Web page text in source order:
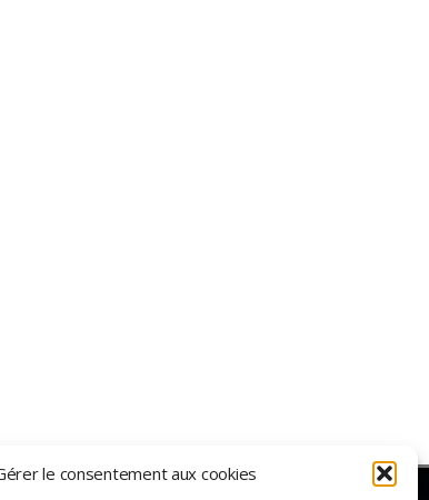
le consentement aux cookies